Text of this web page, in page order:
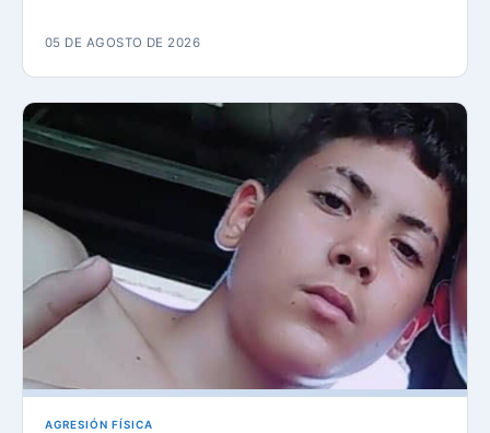
05 DE AGOSTO DE 2026
AGRESIÓN FÍSICA